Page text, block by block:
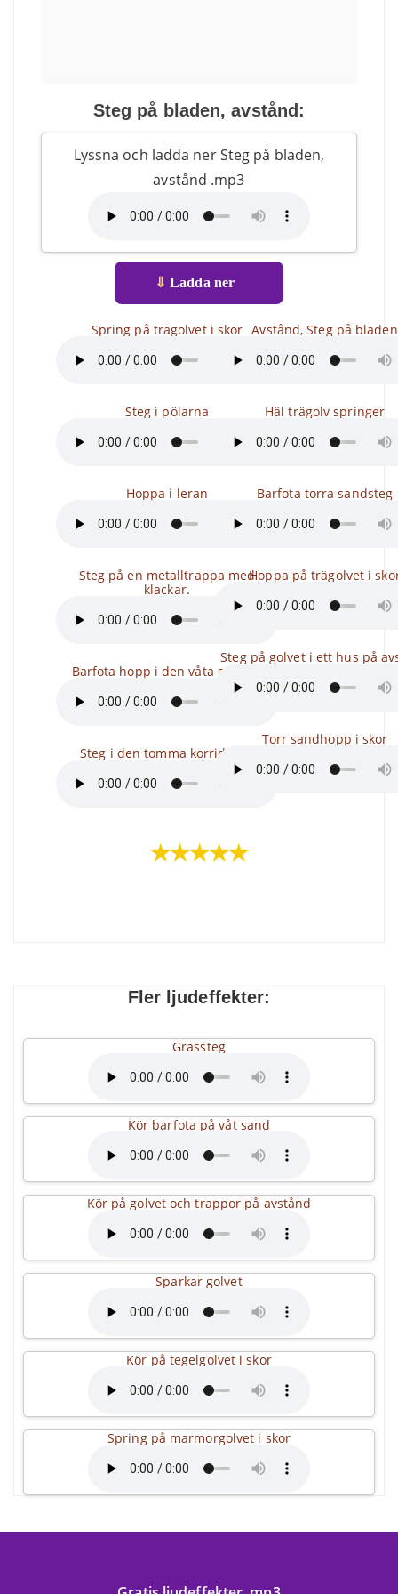
Steg på bladen, avstånd:
Lyssna och ladda ner Steg på bladen,
avstånd .mp3
⇓ Ladda ner
Spring på trägolvet i skor
Steg i pölarna
Hoppa i leran
Steg på en metalltrappa med
klackar.
Barfota hopp i den våta sanden
Steg i den tomma korridoren
Avstånd, Steg på bladen
Häl trägolv springer
Barfota torra sandsteg
Hoppa på trägolvet i
Steg på golvet i ett hus på
Torr sandhopp i skor
★★★★★
Fler ljudeffekter:
Grässteg
Kör barfota på våt sand
Kör på golvet och trappor på avstånd
Sparkar golvet
Kör på tegelgolvet i skor
Spring på marmorgolvet i skor